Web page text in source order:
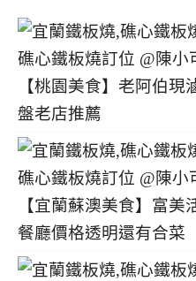
【桃園美食】老阿伯
盤老店推薦
【宜蘭蘇澳美食】富
餐廳價格透明還有合菜